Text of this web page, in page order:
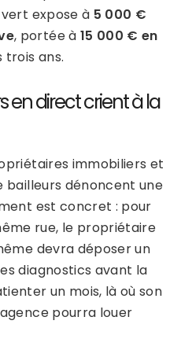
expose à 5 000 €
, portée à 15 000 € en
trois ans.
en direct crient à la
immobiliers et
bailleurs dénoncent une
est concret : pour
rue, le propriétaire
devra déposer un
diagnostics avant la
un mois, là où son
pourra louer